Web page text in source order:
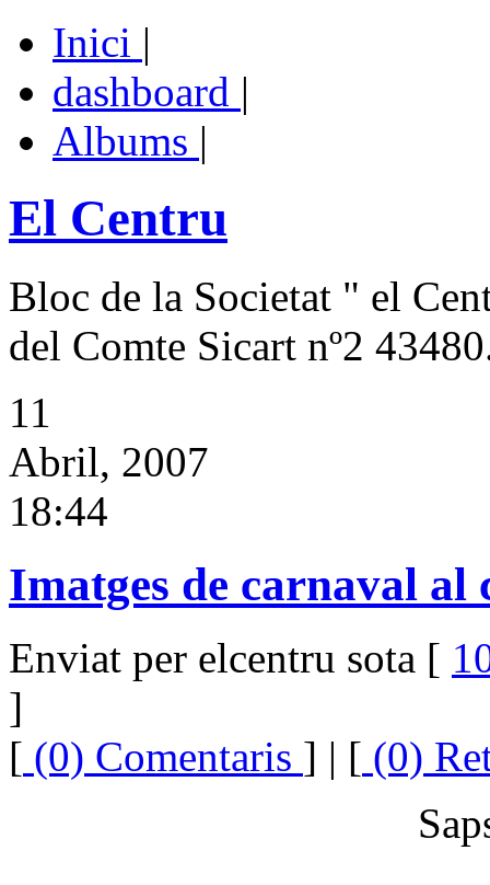
Inici |
dashboard |
Albums |
El Centru
Bloc de la Societat " el
del Comte Sicart nº2
11
Abril, 2007
18:44
Imatges de carnaval al
Enviat per elcentru sota [
]
[ (0) Comentaris ] | [ (0)